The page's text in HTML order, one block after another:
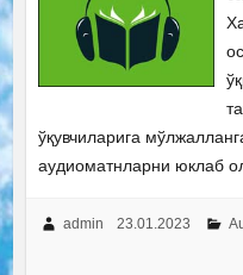
ўқувчиларига
аудиоматнларни юклаб
admin 23.01.2023